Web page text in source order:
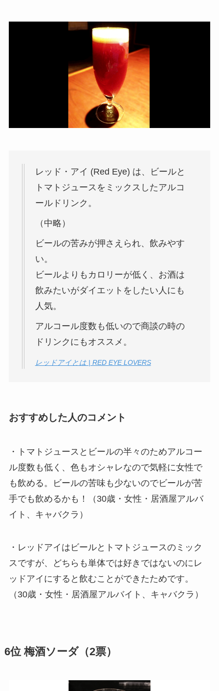
レッド・アイ (Red Eye) は、ビールと
トマトジュースをミックスしたアルコ
ールドリンク。
（中略）
ビールの苦みが押さえられ、飲みやす
い。
ビールよりもカロリーが低く、お酒は
飲みたいがダイエットをしたい人にも
人気。
アルコール度数も低いので商談の時の
ドリンクにもオススメ。
レッドアイとは | RED EYE LOVERS
おすすめした人のコメント
・トマトジュースとビールの半々のためアルコー
ル度数も低く、色もオシャレなので気軽に女性で
も飲める。ビールの苦味も少ないのでビールが苦
手でも飲めるかも！（30歳・女性・居酒屋アルバ
イト、キャバクラ）
・レッドアイはビールとトマトジュースのミック
スですが、どちらも単体では好きではないのにレ
ッドアイにすると飲むことができたためです。
（30歳・女性・居酒屋アルバイト、キャバクラ）
6位 梅酒ソーダ（2票）